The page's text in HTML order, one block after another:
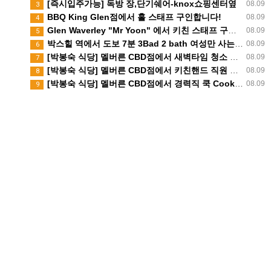
08.09
3 [즉시입주가능] 독방 장,단기쉐어-knox쇼핑센터옆
08.09
4 BBQ King Glen점에서 홀 스태프 구인합니다!
08.09
5 Glen Waverley "Mr Yoon" 에서 키친 스태프 구인합니다.
08.09
6 박스힐 역에서 도보 7분 3Bad 2 bath 여성만 사는집 독방 쉐어생 찾습니다 (280불 빌포함)
08.09
7 [박봉숙 식당] 멜버른 CBD점에서 새벽타임 청소 직원 채용합니다 (경력자 환영)
08.09
8 [박봉숙 식당] 멜버른 CBD점에서 키친핸드 직원 채용합니다
08.09
9 [박봉숙 식당] 멜버른 CBD점에서 경력직 쿡 Cook 직원 채용합니다